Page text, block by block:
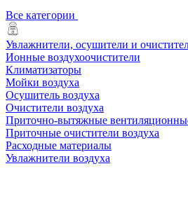
Все категории
Увлажнители, осушители и
Ионные воздухоочистители
Климатизаторы
Мойки воздуха
Осушитель воздуха
Очистители воздуха
Приточно-вытяжные
Приточные очистители воздуха
Расходные материалы
Увлажнители воздуха